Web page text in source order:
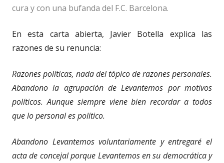
cura y con una bufanda del F.C. Barcelona.
En esta carta abierta, Javier Botella explica las
razones de su renuncia:
Razones políticas, nada del tópico de razones personales.
Abandono la agrupación de Levantemos por motivos
políticos. Aunque siempre viene bien recordar a todos
que lo personal es político.
Abandono Levantemos voluntariamente y entregaré el
acta de concejal porque Levantemos en su democrática y